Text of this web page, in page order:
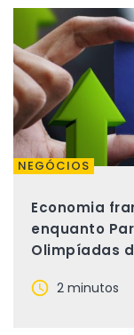
NEGÓCIOS
Economia
enquanto
Olimpíadas
2 minutos